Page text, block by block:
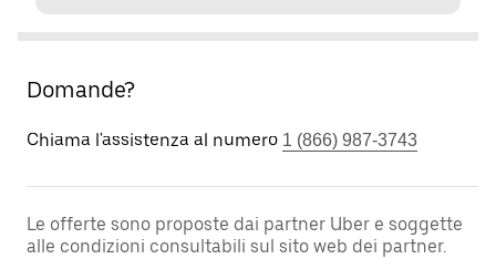
Domande?
Chiama l'assistenza al numero 1 (866) 987-3743
Le offerte sono proposte dai partner Uber e soggette
alle condizioni consultabili sul sito web dei partner.